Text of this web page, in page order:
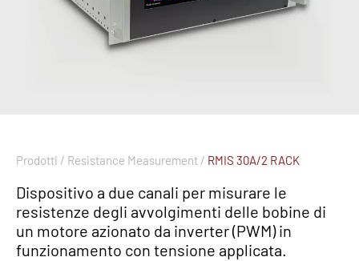
Prodotti / Resistance Measurement / RMIS 30A/2 RACK
Dispositivo a due canali per misurare le
resistenze degli avvolgimenti delle bobine di
un motore azionato da inverter (PWM) in
funzionamento con tensione applicata.